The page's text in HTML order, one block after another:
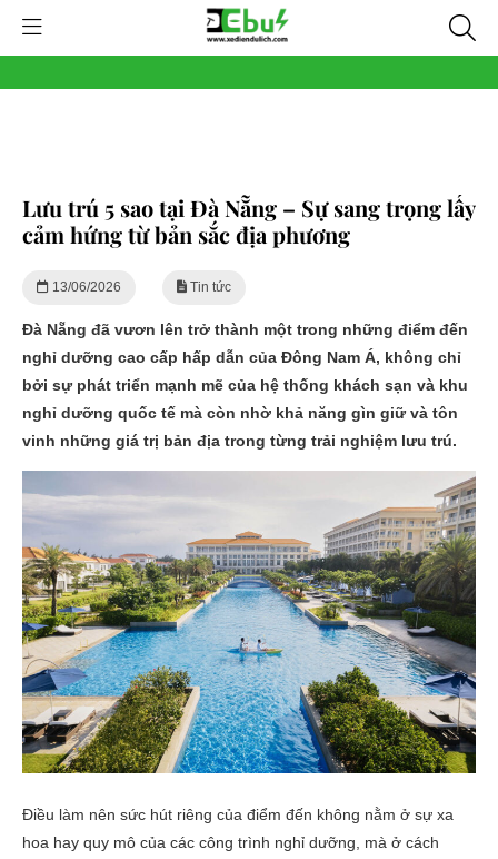
Lưu trú 5 sao tại Đà Nẵng – Sự sang trọng lấy
cảm hứng từ bản sắc địa phương
13/06/2026 Tin tức
Đà Nẵng đã vươn lên trở thành một trong những điểm đến
nghỉ dưỡng cao cấp hấp dẫn của Đông Nam Á, không chỉ
bởi sự phát triển mạnh mẽ của hệ thống khách sạn và khu
nghỉ dưỡng quốc tế mà còn nhờ khả năng gìn giữ và tôn
vinh những giá trị bản địa trong từng trải nghiệm lưu trú.
Điều làm nên sức hút riêng của điểm đến không nằm ở sự xa
hoa hay quy mô của các công trình nghỉ dưỡng, mà ở cách